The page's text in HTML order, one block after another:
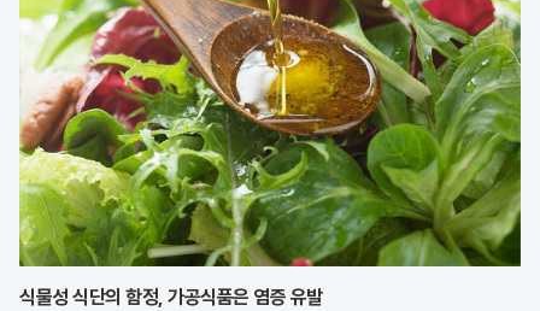
식물성 식단의 함정, 가공식품은 염증 유발